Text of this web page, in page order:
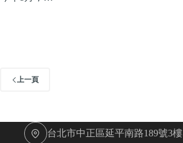
上一頁
台北市中正區延平南路189號3樓